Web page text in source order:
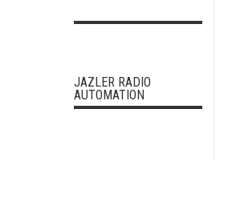
JAZLER RADIO
AUTOMATION